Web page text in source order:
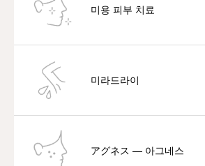
미용 피부 치료
미라드라이
アグネス — 아그네스